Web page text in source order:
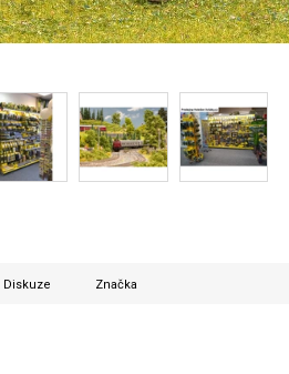
Diskuze Značka